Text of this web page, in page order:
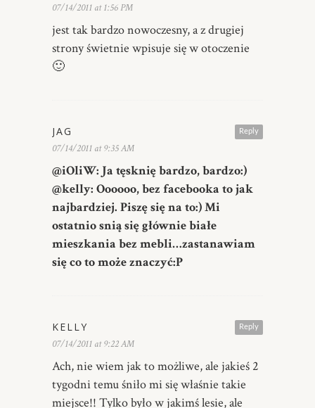
07/14/2011 at 1:56 PM
jest tak bardzo nowoczesny, a z drugiej
strony świetnie wpisuje się w otoczenie
🙂
Reply
JAG
07/14/2011 at 9:35 AM
@iOliW: Ja tęsknię bardzo, bardzo:)
@kelly: Oooooo, bez facebooka to jak
najbardziej. Piszę się na to:) Mi
ostatnio snią się głównie białe
mieszkania bez mebli…zastanawiam
się co to może znaczyć:P
Reply
KELLY
07/14/2011 at 9:22 AM
Ach, nie wiem jak to możliwe, ale jakieś 2
tygodni temu śniło mi się właśnie takie
miejsce!! Tylko było w jakimś lesie, ale